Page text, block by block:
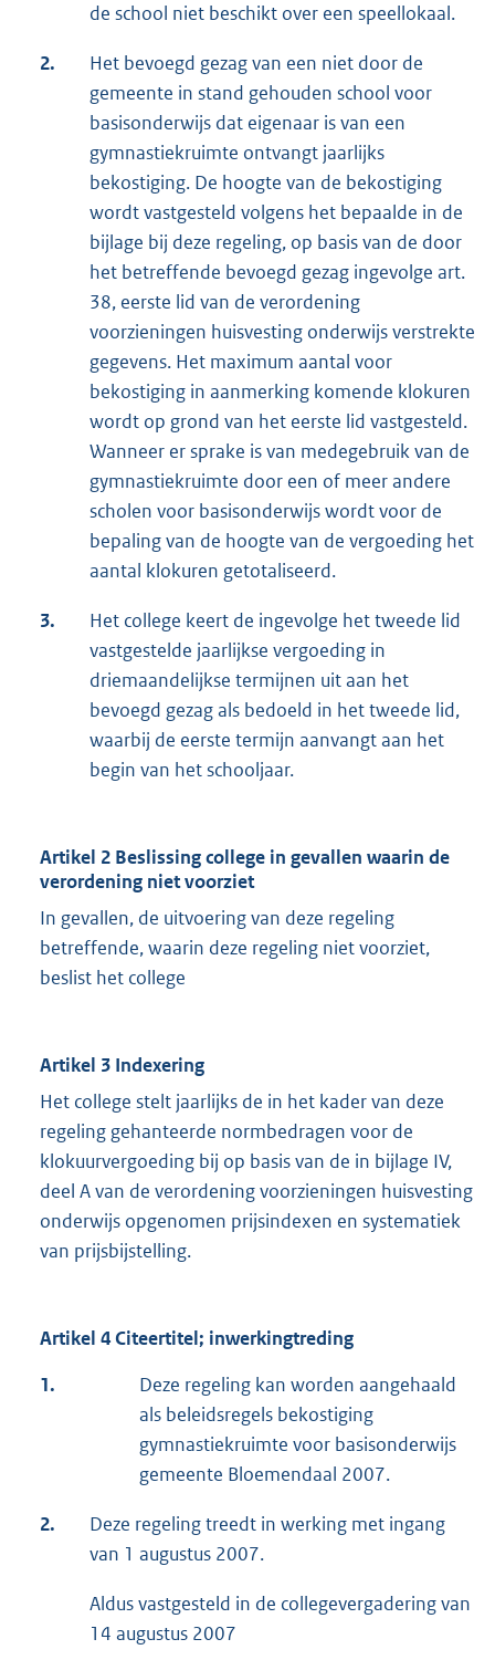
de school niet beschikt over een speellokaal.
2.
Het bevoegd gezag van een niet door de
gemeente in stand gehouden school voor
basisonderwijs dat eigenaar is van een
gymnastiekruimte ontvangt jaarlijks
bekostiging. De hoogte van de bekostiging
wordt vastgesteld volgens het bepaalde in de
bijlage bij deze regeling, op basis van de door
het betreffende bevoegd gezag ingevolge art.
38, eerste lid van de verordening
voorzieningen huisvesting onderwijs verstrekte
gegevens. Het maximum aantal voor
bekostiging in aanmerking komende klokuren
wordt op grond van het eerste lid vastgesteld.
Wanneer er sprake is van medegebruik van de
gymnastiekruimte door een of meer andere
scholen voor basisonderwijs wordt voor de
bepaling van de hoogte van de vergoeding het
aantal klokuren getotaliseerd.
3.
Het college keert de ingevolge het tweede lid
vastgestelde jaarlijkse vergoeding in
driemaandelijkse termijnen uit aan het
bevoegd gezag als bedoeld in het tweede lid,
waarbij de eerste termijn aanvangt aan het
begin van het schooljaar.
Artikel 2 Beslissing college in gevallen waarin de
verordening niet voorziet
In gevallen, de uitvoering van deze regeling
betreffende, waarin deze regeling niet voorziet,
beslist het college
Artikel 3 Indexering
Het college stelt jaarlijks de in het kader van deze
regeling gehanteerde normbedragen voor de
klokuurvergoeding bij op basis van de in bijlage IV,
deel A van de verordening voorzieningen huisvesting
onderwijs opgenomen prijsindexen en systematiek
van prijsbijstelling.
Artikel 4 Citeertitel; inwerkingtreding
1.
Deze regeling kan worden aangehaald
als beleidsregels bekostiging
gymnastiekruimte voor basisonderwijs
gemeente Bloemendaal 2007.
2.
Deze regeling treedt in werking met ingang
van 1 augustus 2007.
Aldus vastgesteld in de collegevergadering van
14 augustus 2007